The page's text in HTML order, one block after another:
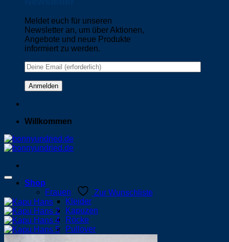
Meldet euch für unseren
Newsletter an, um über Aktionen,
Angebote und neue Produkte
informiert zu werden.
Please leave this field empty.
Willkommen
Shop
Frauen
Kleider
Kapuzen
Röcke
Pullover
Zur Wunschliste